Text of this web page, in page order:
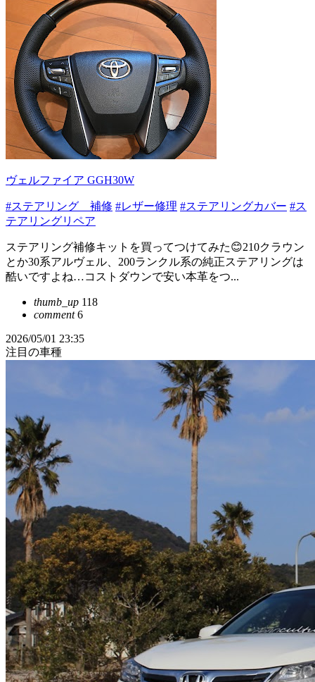
ヴェルファイア GGH30W
#ステアリング 補修 #レザー修理 #ステアリングカバー #ス
テアリングリペア
ステアリング補修キットを買ってつけてみた😊210クラウン
とか30系アルヴェル、200ランクル系の純正ステアリングは
酷いですよね…コストダウンで安い本革をつ...
thumb_up 118
comment6
2026/05/01 23:35
注目の車種